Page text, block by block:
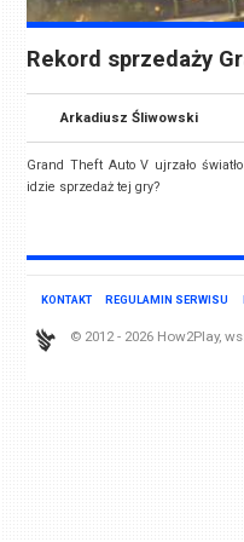
Rekord sprzedaży
Arkadiusz Śliwowski
Grand Theft Auto V ujrzało
idzie sprzedaż tej gry?
KONTAKT REGULAMIN SERWISU
© 2012 - 2026 How2Play,